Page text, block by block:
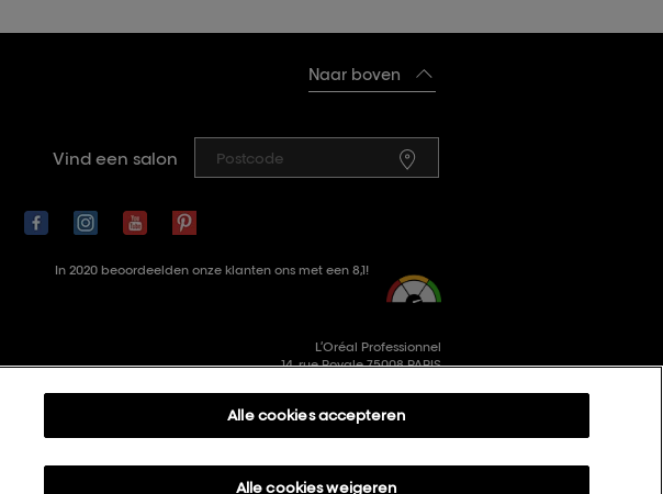
Vind een salon
In 2020 beoordeelden onze klanten ons met een 8,1!
L’Oréal Professionnel
14, rue Royale 75008 PARIS
Naar boven
Alle cookies weigeren
Alle cookies accepteren